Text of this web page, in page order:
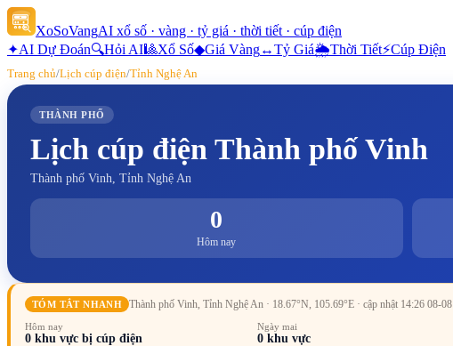
XoSoVangAI xổ số · vàng · tỷ giá · thời tiết · cúp điện
✦AI Dự Đoán🔍Hỏi AI🎱Xổ Số◆Giá Vàng↔Tỷ Giá🌦Thời Tiết⚡Cúp Điện
Trang chủ/Lịch cúp điện/Tỉnh Nghệ An
THÀNH PHỐ
Lịch cúp điện Thành phố Vinh
Thành phố Vinh, Tỉnh Nghệ An
0
Hôm nay
TÓM TẮT NHANH Thành phố Vinh, Tỉnh Nghệ An · 18.67°N, 105.69°E · cập nhật 14:26 08-08
Hôm nay
0 khu vực bị cúp điện
Ngày mai
0 khu vực